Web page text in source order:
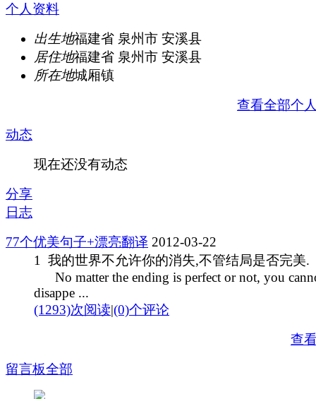
个人资料
出生地福建省 泉州市 安溪县
居住地福建省 泉州市 安溪县
所在地城厢镇
查看全部个
动态
现在还没有动态
分享
日志
77个优美句子+漂亮翻译 2012-03-22
1 我的世界不允许你的消失,不管结局是否完美.
No matter the ending is perfect or not, you
disappe ...
(1293)次阅读|(0)个评论
查
留言板全部